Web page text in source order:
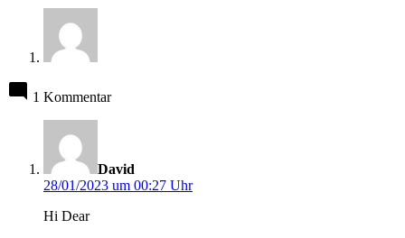
1 Kommentar
David
28/01/2023 um 00:27 Uhr
Hi Dear